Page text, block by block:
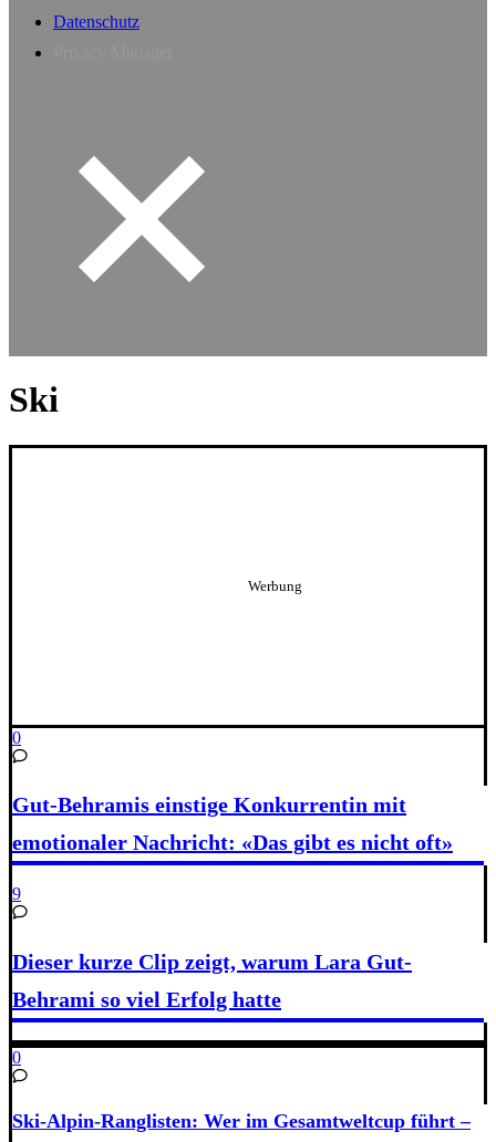
Datenschutz
Ski
0
Gut-Behramis einstige Konkurrentin mit
emotionaler Nachricht: «Das gibt es nicht oft»
9
Dieser kurze Clip zeigt, warum Lara Gut-
Behrami so viel Erfolg hatte
0
Ski-Alpin-Ranglisten: Wer im Gesamtweltcup führt –